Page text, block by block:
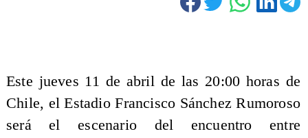
Este jueves 11 de abril de las 20:00 horas de
Chile, el Estadio Francisco Sánchez Rumoroso
será el escenario del encuentro entre